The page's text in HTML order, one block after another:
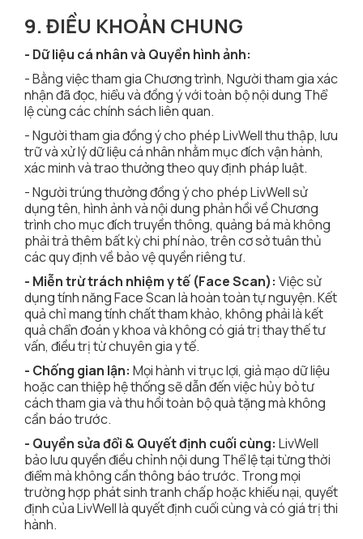
9. ĐIỀU KHOẢN CHUNG
- Dữ liệu cá nhân và Quyền hình ảnh:
- Bằng việc tham gia Chương trình, Người tham gia xác
nhận đã đọc, hiểu và đồng ý với toàn bộ nội dung Thể
lệ cùng các chính sách liên quan.
- Người tham gia đồng ý cho phép LivWell thu thập, lưu
trữ và xử lý dữ liệu cá nhân nhằm mục đích vận hành,
xác minh và trao thưởng theo quy định pháp luật.
- Người trúng thưởng đồng ý cho phép LivWell sử
dụng tên, hình ảnh và nội dung phản hồi về Chương
trình cho mục đích truyền thông, quảng bá mà không
phải trả thêm bất kỳ chi phí nào, trên cơ sở tuân thủ
các quy định về bảo vệ quyền riêng tư.
- Miễn trừ trách nhiệm y tế (Face Scan): Việc sử
dụng tính năng Face Scan là hoàn toàn tự nguyện. Kết
quả chỉ mang tính chất tham khảo, không phải là kết
quả chẩn đoán y khoa và không có giá trị thay thế tư
vấn, điều trị từ chuyên gia y tế.
- Chống gian lận: Mọi hành vi trục lợi, giả mạo dữ liệu
hoặc can thiệp hệ thống sẽ dẫn đến việc hủy bỏ tư
cách tham gia và thu hồi toàn bộ quà tặng mà không
cần báo trước.
- Quyền sửa đổi & Quyết định cuối cùng: LivWell
bảo lưu quyền điều chỉnh nội dung Thể lệ tại từng thời
điểm mà không cần thông báo trước. Trong mọi
trường hợp phát sinh tranh chấp hoặc khiếu nại, quyết
định của LivWell là quyết định cuối cùng và có giá trị thi
hành.